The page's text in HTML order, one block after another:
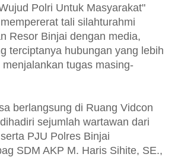
Polri Untuk Masyarakat"
tali silahturahmi
Resor Binjai dengan media,
terciptanya hubungan yang lebih
tugas masing-
berlangsung di Ruang Vidcon
sejumlah wartawan dari
PJU Polres Binjai
SDM AKP M. Haris Sihite, SE.,